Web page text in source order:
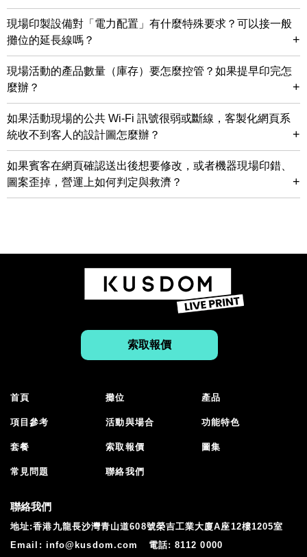
現場印製設備對「電力配置」有什麼特殊要求？可以接一般
攤位的延長線嗎？
+
現場活動的產品數量（庫存）要怎麼控管？如果提早印完怎
麼辦？
+
如果活動現場的公共 Wi-Fi 訊號很弱或斷線，客製化網頁系
統收不到客人的設計圖怎麼辦？
+
如果賓客在網頁確認送出後想要修改，或者機器現場印錯、
圖案歪掉，營運上如何判定與救濟？
+
索取報價
首頁 攤位 產品
項目參考 活動與場合 功能特色
套餐 索取報價 圖集
常見問題 聯絡我們
聯絡我們
地址:香港九龍長沙灣青山道608號榮吉工業大廈A座12樓1205室
Email: info@kusdom.com 電話: 8112 0000